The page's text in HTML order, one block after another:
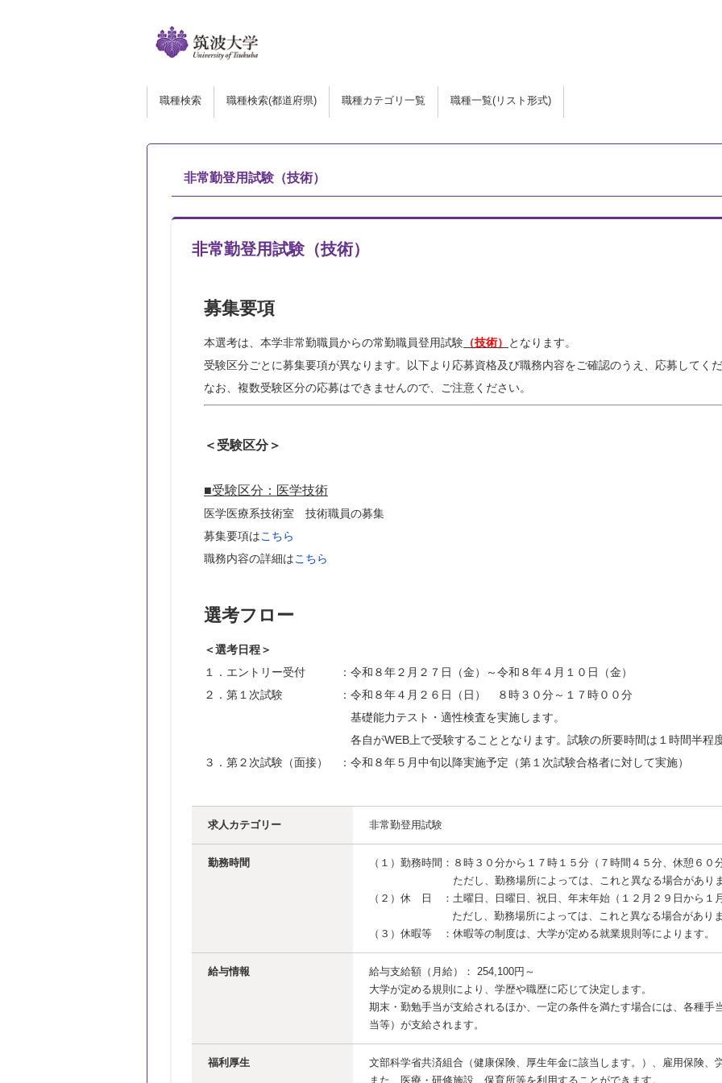
職種検索 職種検索(都道府県) 職種カテゴリ一覧 職種一覧(リスト形式)
非常勤登用試験（技術）
非常勤登用試験（技術）
募集要項
本選考は、本学非常勤職員からの常勤職員登用試験 （技術）
となります。
受験区分ごとに募集要項が異なります。以下より応募資格及び職務内容をご確認のうえ、応募してく
＜受験区分＞
■受験区分：医学技術
医学医療系技術室　技術職員の募集
募集要項はこちら
職務内容の詳細はこちら
選考フロー
＜選考日程＞
１．エントリー受付　　　：令和８年２月２７日（金）～令和８年４月１０日（金）
２．第１次試験　　　　　：令和８年４月２６日（日）　８時３０分～１７時００分
基礎能力テスト・適性検査を実施します。
各自がWEB上で受験することとなります。試験の所要時間は１時間
３．第２次試験（面接）　：令和８年５月中旬以降実施予定（第１次試験合格者に対して実施）
求人カテゴリー 非常勤登用試験
勤務時間
（１）勤務時間：８時３０分から１７時１５分（７時間４５分、休憩６０
ただし、勤務場所によっては、これと異なる場合がありま
（２）休 日 ：土曜日、日曜日、祝日、年末年始（１２月２９日から１
ただし、勤務場所によっては、これと異なる場合がありま
（３）休暇等 ：休暇等の制度は、大学が定める就業規則等によります。
給与情報
給与支給額（月給）： 254,100円～
大学が定める規則により、学歴や職歴に応じて決定します。
期末・勤勉手当が支給されるほか、一定の条件を満たす場合には、各種手
当等）が支給されます。
福利厚生
文部科学省共済組合（健康保険、厚生年金に該当します。）、雇用保険、
また、医療・研修施設、保育所等を利用することができます。